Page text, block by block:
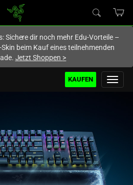
der Website von
Sichere dir noch mehr Edu-Vorteile –
beim Kauf eines teilnehmenden
Jetzt Shoppen >
KAUFEN